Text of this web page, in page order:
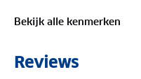
Is je kleding aan
Bekijk alle kenmerken
Reviews